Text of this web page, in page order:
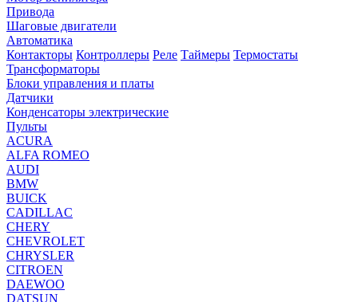
Привода
Шаговые двигатели
Автоматика
Контакторы Контроллеры Реле Таймеры Термостаты
Трансформаторы
Блоки управления и платы
Датчики
Конденсаторы электрические
Пульты
ACURA
ALFA ROMEO
AUDI
BMW
BUICK
CADILLAC
CHERY
CHEVROLET
CHRYSLER
CITROEN
DAEWOO
DATSUN